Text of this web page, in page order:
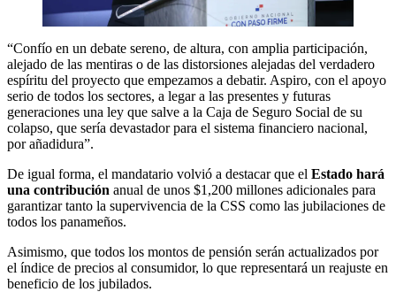
“Confío en un debate sereno, de altura, con amplia participación,
alejado de las mentiras o de las distorsiones alejadas del verdadero
espíritu del proyecto que empezamos a debatir. Aspiro, con el apoyo
serio de todos los sectores, a legar a las presentes y futuras
generaciones una ley que salve a la Caja de Seguro Social de su
colapso, que sería devastador para el sistema financiero nacional,
por añadidura”.
De igual forma, el mandatario volvió a destacar que el Estado hará
una contribución anual de unos $1,200 millones adicionales para
garantizar tanto la supervivencia de la CSS como las jubilaciones de
todos los panameños.
Asimismo, que todos los montos de pensión serán actualizados por
el índice de precios al consumidor, lo que representará un reajuste en
beneficio de los jubilados.